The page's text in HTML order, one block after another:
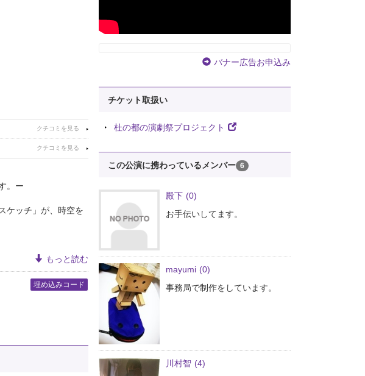
。ー
ケッチ」が、時空を
もっと読む
埋め込みコード
バナー広告お申込み
チケット取扱い
杜の都の演劇祭プロジェクト
この公演に携わっているメンバー 6
殿下 (0)
お手伝いしてます。
mayumi (0)
事務局で制作をしています。
川村智 (4)